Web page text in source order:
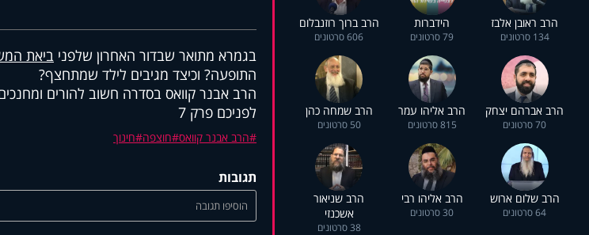
הרב ראובן אלבז
134 סרטונים
הידברות
79 סרטונים
הרב ברוך רוזנבלום
606 סרטונים
הרב אברהם יצחק
70 סרטונים
הרב אליהו עמר
815 סרטונים
הרב שמחה כהן
50 סרטונים
הרב שלום ארוש
64 סרטונים
הרב אליהו רבי
30 סרטונים
הרב שניאור
אשכנזי
38 סרטונים
בגמרא מתואר שבדור האחרון שלפני ביאת
התופעה? וכיצד מגיבים לילד שמתחצף?
הרב אבנר קוואס בסדרה חשוב להורים
לפניכם פרק 7
הרב אבנר קוואס חוצפה חינוך
תגובות
הוסיפו תגובה